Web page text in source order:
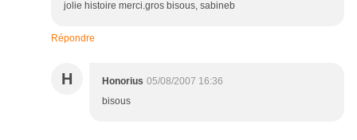
jolie histoire merci.gros bisous, sabineb
Répondre
H Honorius 05/08/2007 16:36
bisous